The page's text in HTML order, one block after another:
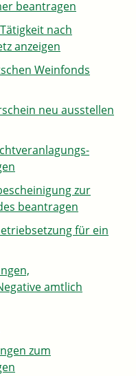
beantragen
nach
anzeigen
Weinfonds
neu ausstellen
zur
beantragen
für ein
amtlich
zum